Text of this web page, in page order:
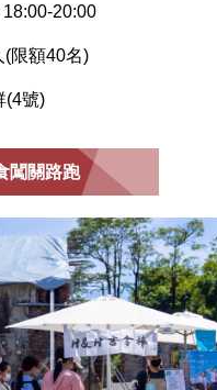
20:00
(限額40名)
(4號)
闖關路跑